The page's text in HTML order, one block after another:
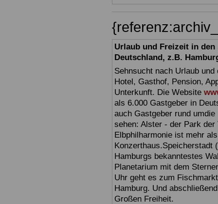
Urlaub und Freizeit in
Deutschland, z.B.
Sehnsucht nach Urlaub
Hotel, Gasthof, Pension,
Unterkunft. Die Website
als 6.000 Gastgeber in
auch Gastgeber rund
sehen: Alster - der Park
Elbphilharmonie ist mehr
Konzerthaus.Speicherstadt
Hamburgs bekanntestes
Planetarium mit dem
Uhr geht es zum
Hamburg. Und
Großen Freiheit.